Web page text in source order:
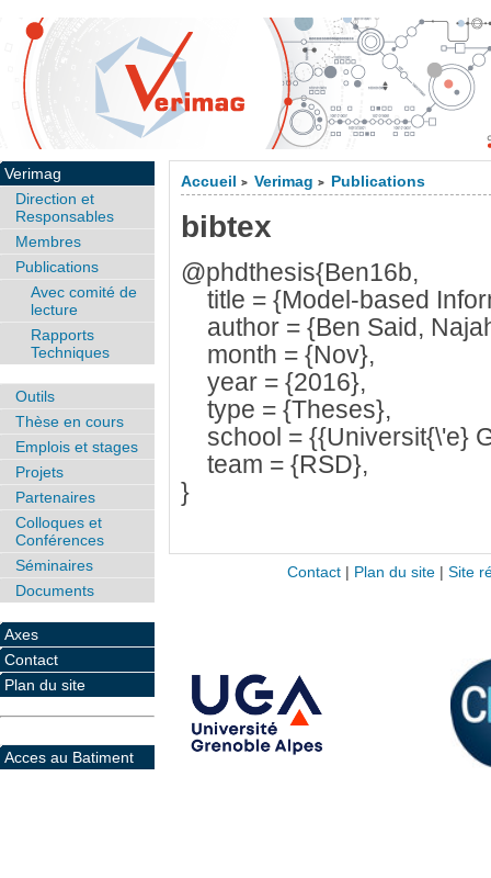
Accueil > Verimag > Publications
bibtex
@phdthesis{Ben16b,
title = {Model-based
author = {Ben Said,
month = {Nov},
year = {2016},
type = {Theses},
school = {{Universit{\'e}
team = {RSD},
}
Verimag
Direction et
Responsables
Membres
Publications
Avec comité de
lecture
Rapports
Techniques
Outils
Thèse en cours
Emplois et stages
Projets
Partenaires
Colloques et
Conférences
Séminaires
Documents
Axes
Contact
Plan du site
Acces au Batiment
Contact| Plan du site| Site